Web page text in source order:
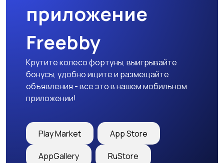
Другое
приложение
Freebby
Крутите колесо фортуны, выигрывайте
бонусы, удобно ищите и размещайте
объявления - все это в нашем мобильном
приложении!
Play Market App Store
AppGallery RuStore